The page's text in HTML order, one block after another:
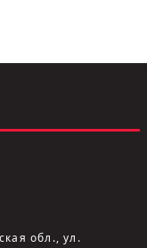
обл., ул.